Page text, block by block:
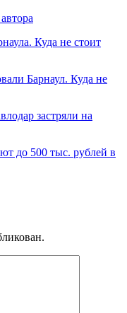
Куда не стоит
Барнаул. Куда не
застряли на
до 500 тыс. рублей в